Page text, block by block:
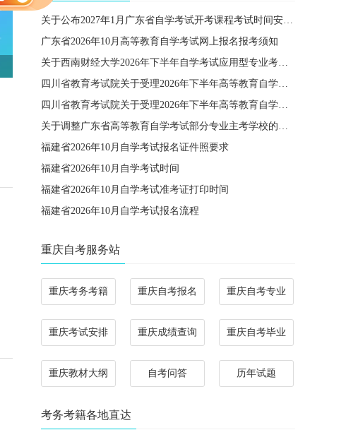
关于公布2027年1月广东省自学考试开考课程考试时间安排和使用教材的通知
广东省2026年10月高等教育自学考试网上报名报考须知
关于西南财经大学2026年下半年自学考试应用型专业考籍更改办理的通知
四川省教育考试院关于受理2026年下半年高等教育自学考试省际转考申请的通告
四川省教育考试院关于受理2026年下半年高等教育自学考试考籍更改申请的通告
关于调整广东省高等教育自学考试部分专业主考学校的通知
福建省2026年10月自学考试报名证件照要求
福建省2026年10月自学考试时间
福建省2026年10月自学考试准考证打印时间
福建省2026年10月自学考试报名流程
重庆自考服务站
重庆考务考籍 重庆自考报名 重庆自考专业
重庆考试安排 重庆成绩查询 重庆自考毕业
重庆教材大纲 自考问答 历年试题
考务考籍各地直达